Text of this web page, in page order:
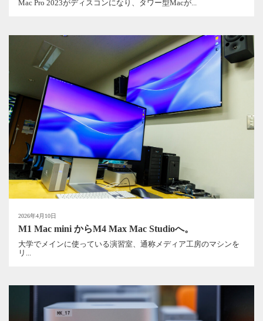
Mac Pro 2023がディスコンになり、タワー型Macが...
2026年4月10日
M1 Mac mini からM4 Max Mac Studioへ。
大学でメインに使っている演習室、通称メディア工房のマシンを
リ...